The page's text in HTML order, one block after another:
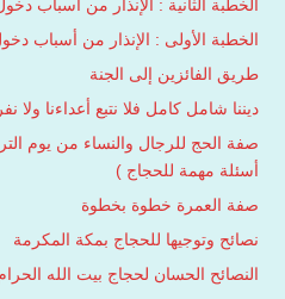
الخطبة الثانية : الإنذار من أسباب دخول
الخطبة الأولى : الإنذار من أسباب دخول
طريق الفائزين إلى الجنة
ديننا شامل كامل فلا نتبع أعداءنا ولا
صفة الحج للرجال والنساء من يوم
أسئلة مهمة للحجاج )
صفة العمرة خطوة بخطوة
نصائح وتوجيها للحجاج بمكة المكرمة
النصائح الحسان لحجاج بيت الله